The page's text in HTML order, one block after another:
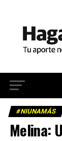
#NIUNAMÁS
Melina: